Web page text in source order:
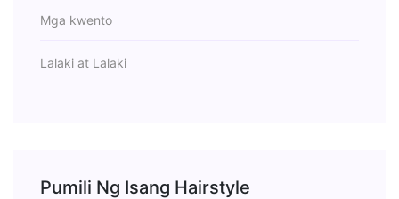
Mga kwento
Lalaki at Lalaki
Pumili Ng Isang Hairstyle